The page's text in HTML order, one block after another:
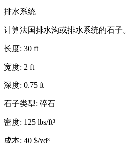
排水系统
计算法国排水沟或排水系统的石子。
长度: 30 ft
宽度: 2 ft
深度: 0.75 ft
石子类型: 碎石
密度: 125 lbs/ft³
成本: 40 $/yd³